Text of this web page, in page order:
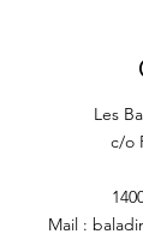
Les
c/o
Mail :